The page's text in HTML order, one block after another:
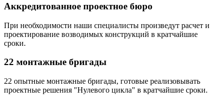
Аккредитованное проектное бюро
При необходимости наши специалисты произведут расчет и
проектирование возводимых конструкций в кратчайшие
сроки.
22 монтажные бригады
22 опытные монтажные бригады, готовые реализовывать
проектные решения "Нулевого цикла" в кратчайшие сроки.